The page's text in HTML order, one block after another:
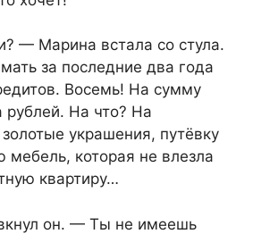
— Марина встала со стула.
за последние два года
Восемь! На сумму
рублей. На что? На
украшения, путёвку
мебель, которая не влезла
квартиру…
он. — Ты не имеешь